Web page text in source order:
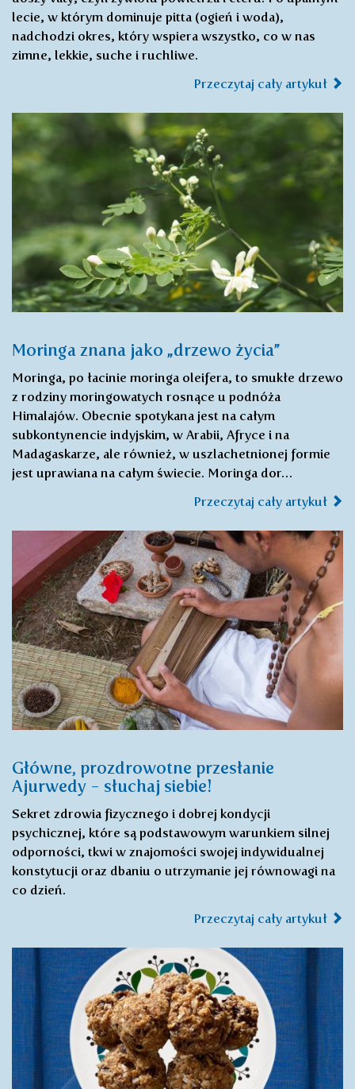
lecie, w którym dominuje pitta (ogień i woda),
nadchodzi okres, który wspiera wszystko, co w nas
zimne, lekkie, suche i ruchliwe.
Przeczytaj cały artykuł
Moringa znana jako „drzewo życia”
Moringa, po łacinie moringa oleifera, to smukłe drzewo
z rodziny moringowatych rosnące u podnóża
Himalajów. Obecnie spotykana jest na całym
subkontynencie indyjskim, w Arabii, Afryce i na
Madagaskarze, ale również, w uszlachetnionej formie
jest uprawiana na całym świecie. Moringa dor…
Przeczytaj cały artykuł
Główne, prozdrowotne przesłanie
Ajurwedy - słuchaj siebie!
Sekret zdrowia fizycznego i dobrej kondycji
psychicznej, które są podstawowym warunkiem silnej
odporności, tkwi w znajomości swojej indywidualnej
konstytucji oraz dbaniu o utrzymanie jej równowagi na
co dzień.
Przeczytaj cały artykuł